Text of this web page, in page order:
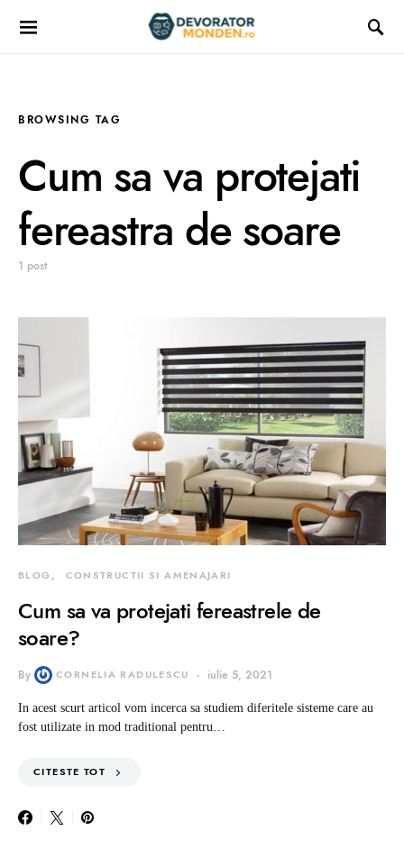
BROWSING TAG
Cum sa va protejati
fereastra de soare
1 post
BLOG CONSTRUCTII SI AMENAJARI
Cum sa va protejati fereastrele de
soare?
By CORNELIA RADULESCU iulie 5, 2021
In acest scurt articol vom incerca sa studiem diferitele sisteme care au
fost utilizate in mod traditional pentru…
CITESTE TOT